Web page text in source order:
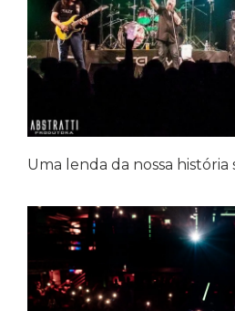
Uma lenda da nossa história